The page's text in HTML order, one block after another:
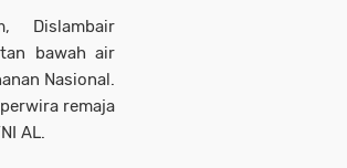
Dislambair
bawah air
Nasional.
remaja
AL.